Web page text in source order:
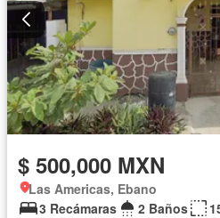
$ 500,000 MXN
Las Americas, Ebano
3 Recámaras
2 Baños